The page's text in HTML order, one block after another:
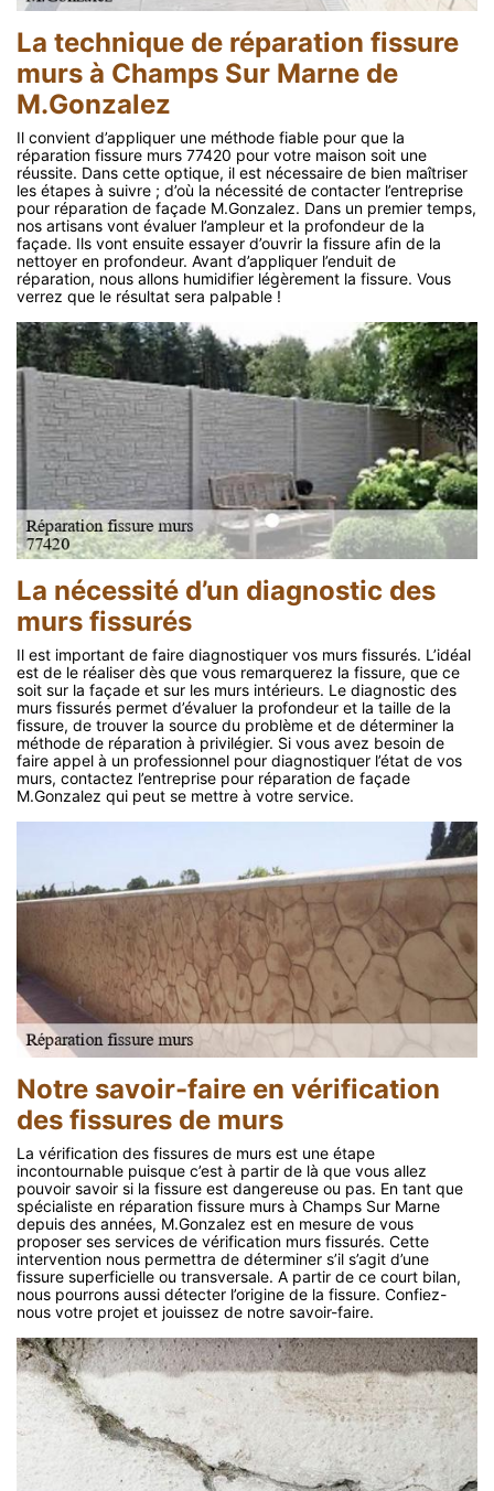
La technique de réparation fissure
murs à Champs Sur Marne de
M.Gonzalez
Il convient d’appliquer une méthode fiable pour que la
réparation fissure murs 77420 pour votre maison soit une
réussite. Dans cette optique, il est nécessaire de bien maîtriser
les étapes à suivre ; d’où la nécessité de contacter l’entreprise
pour réparation de façade M.Gonzalez. Dans un premier temps,
nos artisans vont évaluer l’ampleur et la profondeur de la
façade. Ils vont ensuite essayer d’ouvrir la fissure afin de la
nettoyer en profondeur. Avant d’appliquer l’enduit de
réparation, nous allons humidifier légèrement la fissure. Vous
verrez que le résultat sera palpable !
La nécessité d’un diagnostic des
murs fissurés
Il est important de faire diagnostiquer vos murs fissurés. L’idéal
est de le réaliser dès que vous remarquerez la fissure, que ce
soit sur la façade et sur les murs intérieurs. Le diagnostic des
murs fissurés permet d’évaluer la profondeur et la taille de la
fissure, de trouver la source du problème et de déterminer la
méthode de réparation à privilégier. Si vous avez besoin de
faire appel à un professionnel pour diagnostiquer l’état de vos
murs, contactez l’entreprise pour réparation de façade
M.Gonzalez qui peut se mettre à votre service.
Notre savoir-faire en vérification
des fissures de murs
La vérification des fissures de murs est une étape
incontournable puisque c’est à partir de là que vous allez
pouvoir savoir si la fissure est dangereuse ou pas. En tant que
spécialiste en réparation fissure murs à Champs Sur Marne
depuis des années, M.Gonzalez est en mesure de vous
proposer ses services de vérification murs fissurés. Cette
intervention nous permettra de déterminer s’il s’agit d’une
fissure superficielle ou transversale. A partir de ce court bilan,
nous pourrons aussi détecter l’origine de la fissure. Confiez-
nous votre projet et jouissez de notre savoir-faire.